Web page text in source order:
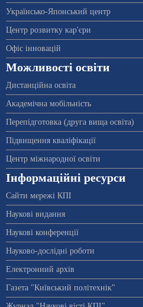
Українсько-Японський центр
Центр розвитку кар'єри
Офіс інновацій
Можливості освіти
Дистанційна освіта
Академічна мобільність
Перепідготовка (друга вища освіта)
Підвищення кваліфікації
Центр міжнародної освіти
Інформаційні ресурси
Сайти мережі КПІ
Наукові видання
Наукові конференції
Науково-дослідні роботи
Електронний архів
Газета "Київський політехнік"